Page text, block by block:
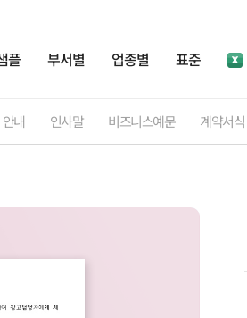
플 부서별 업종별 표준
안내 인사말 비즈니스예문 계약서식